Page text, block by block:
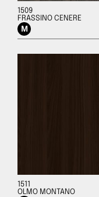
1509
FRASSINO CENERE
1511
OLMO MONTANO